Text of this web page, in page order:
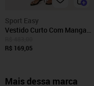
Sport Easy
Vestido Curto Com Manga
R$ 169,05
Mais dessa marca